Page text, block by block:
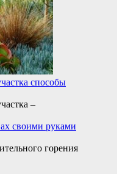
способы
–
своими руками
горения